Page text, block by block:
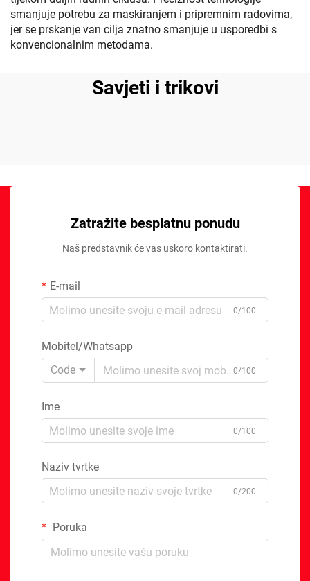
smanjuje potrebu za maskiranjem i pripremnim radovima,
jer se prskanje van cilja znatno smanjuje u usporedbi s
konvencionalnim metodama.
Savjeti i trikovi
Zatražite besplatnu ponudu
Naš predstavnik će vas uskoro kontaktirati.
E-mail
0/100
Mobitel/Whatsapp
Code
0/100
Ime
0/100
Naziv tvrtke
0/200
Poruka